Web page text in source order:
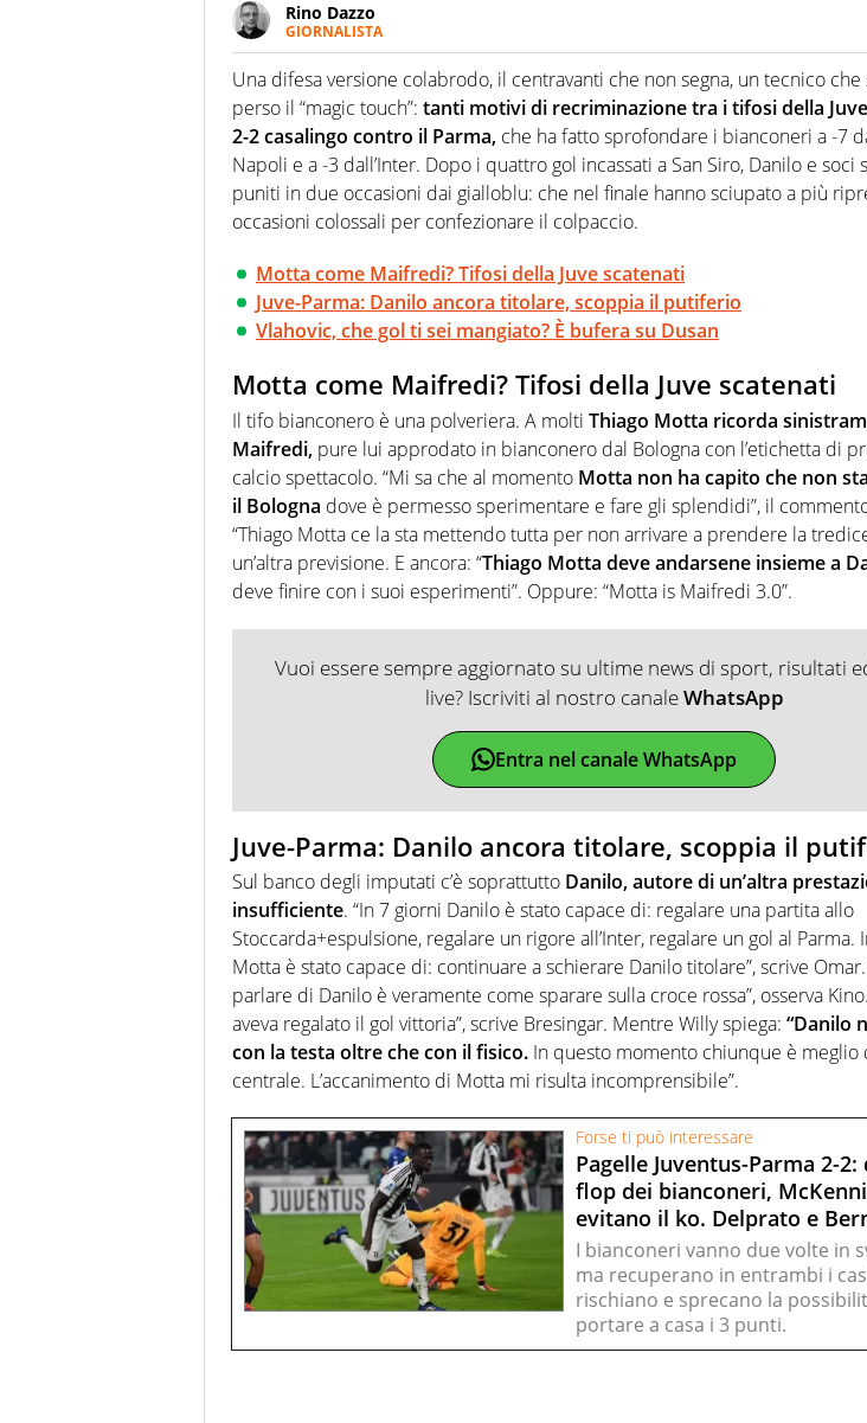
Rino Dazzo
GIORNALISTA
Se mai ci fosse modo di traslare il glossario del calcio in una nicchia di
farebbe parte. Non si perde una svista arbitrale né gli umori social del
curve
Una difesa versione colabrodo, il centravanti che non segna, un tecnico
perso il “magic touch”: tanti motivi di recriminazione tra i tifosi della
2-2 casalingo contro il Parma, che ha fatto sprofondare i bianconeri a -7
Napoli e a -3 dall’Inter. Dopo i quattro gol incassati a San Siro, Danilo e soci
puniti in due occasioni dai gialloblu: che nel finale hanno sciupato a più
occasioni colossali per confezionare il colpaccio.
Motta come Maifredi? Tifosi della Juve scatenati
Juve-Parma: Danilo ancora titolare, scoppia il putiferio
Vlahovic, che gol ti sei mangiato? È bufera su Dusan
Motta come Maifredi? Tifosi della Juve scatenati
Il tifo bianconero è una polveriera. A molti Thiago Motta ricorda
Maifredi, pure lui approdato in bianconero dal Bologna con l’etichetta di
calcio spettacolo. “Mi sa che al momento Motta non ha capito che non
il Bologna dove è permesso sperimentare e fare gli splendidi”, il
“Thiago Motta ce la sta mettendo tutta per non arrivare a prendere la
un’altra previsione. E ancora: “Thiago Motta deve andarsene insieme a
deve finire con i suoi esperimenti”. Oppure: “Motta is Maifredi 3.0”.
Vuoi essere sempre aggiornato su ultime news di sport, risultati
live? Iscriviti al nostro canaleWhatsApp
Entra nel canale WhatsApp
Juve-Parma: Danilo ancora titolare, scoppia il
Sul banco degli imputati c’è soprattutto Danilo, autore di un’altra
insufficiente. “In 7 giorni Danilo è stato capace di: regalare una partita allo
Stoccarda+espulsione, regalare un rigore all’Inter, regalare un gol al Parma.
Motta è stato capace di: continuare a schierare Danilo titolare”, scrive
parlare di Danilo è veramente come sparare sulla croce rossa”, osserva
aveva regalato il gol vittoria”, scrive Bresingar. Mentre Willy spiega: “Danilo
con la testa oltre che con il fisico. In questo momento chiunque è meglio
centrale. L’accanimento di Motta mi risulta incomprensibile”.
Forse ti può interessare
Pagelle Juventus-Parma 2-2:
flop dei bianconeri,
evitano il ko. Delprato e
I bianconeri vanno due volte in
ma recuperano in entrambi i
rischiano e sprecano la
portare a casa i 3 punti.